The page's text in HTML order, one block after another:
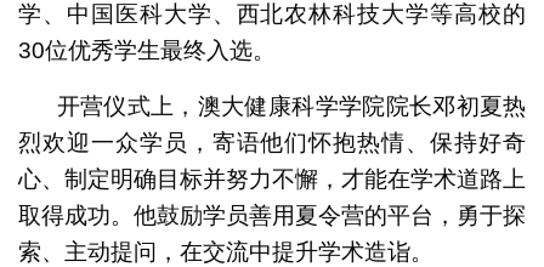
学、中国医科大学、西北农林科技大学等高校的
30位优秀学生最终入选。
开营仪式上，澳大健康科学学院院长邓初夏热
烈欢迎一众学员，寄语他们怀抱热情、保持好奇
心、制定明确目标并努力不懈，才能在学术道路上
取得成功。他鼓励学员善用夏令营的平台，勇于探
索、主动提问，在交流中提升学术造诣。